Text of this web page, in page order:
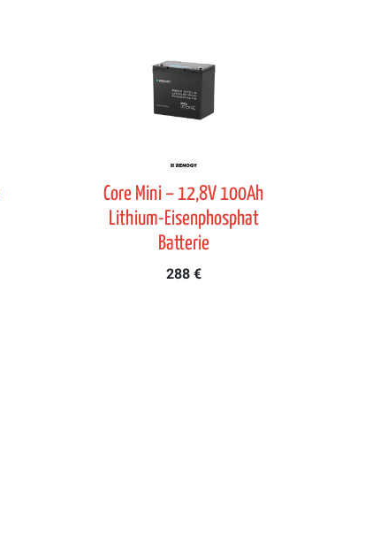
Core Mini – 12,8V 100Ah
Lithium-Eisenphosphat
Batterie
288 €